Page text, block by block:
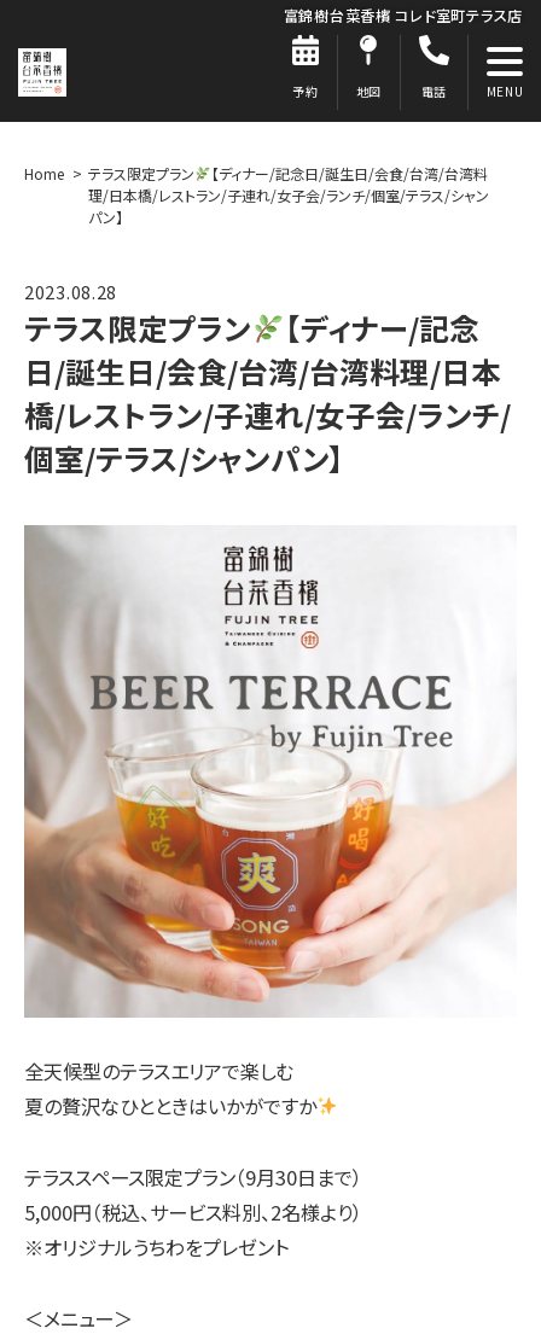
富錦樹台菜香檳 コレド室町テラス店
予約 地図 電話
Home テラス限定プラン
【ディナー/記念日/誕生日/会食/台湾/台湾料
理/日本橋/レストラン/子連れ/女子会/ランチ/個室/テラス/シャン
パン】
2023.08.28
テラス限定プラン
【ディナー/記念
日/誕生日/会食/台湾/台湾料理/日本
橋/レストラン/子連れ/女子会/ランチ/
個室/テラス/シャンパン】
全天候型のテラスエリアで楽しむ
夏の贅沢なひとときはいかがですか
テラススペース限定プラン（9月30日まで）
5,000円（税込、サービス料別、2名様より）
※オリジナルうちわをプレゼント
＜メニュー＞